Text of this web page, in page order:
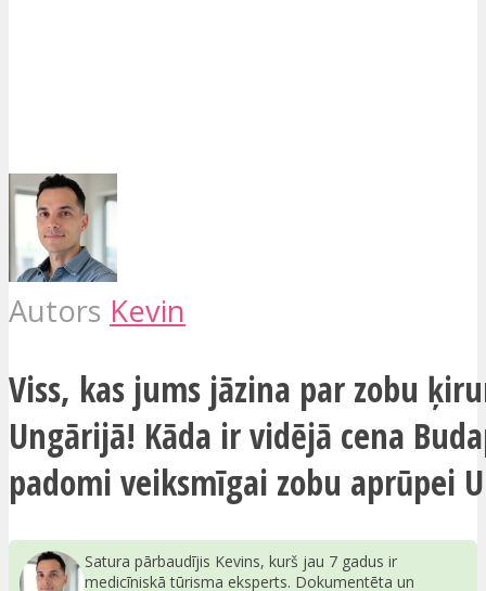
Autors Kevin
Viss, kas jums jāzina par zobu
Ungārijā! Kāda ir vidējā cena
padomi veiksmīgai zobu aprūpei
Satura pārbaudījis Kevins, kurš jau 7 gadus ir
medicīniskā tūrisma eksperts. Dokumentēta un